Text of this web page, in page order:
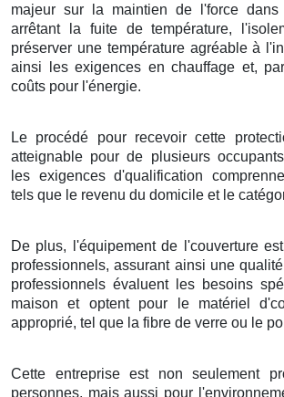
majeur sur la maintien de l'force
arrêtantla fuitedetempérature, l'
préserver une température agréableà
ainsi les exigences en chauffage et, par
coûts pour l'énergie.
Le procédé pour recevoir cette
atteignable pour de plusieurs occupants
les exigencesd'qualification
tels que le revenu du domicile et le
De plus, l'équipementde l'couvertureest
professionnels, assurant ainsi unequalité
professionnels évaluent les besoins
maison et optent pour le matériel d'
approprié, tel que la fibre de verre ou le
Cette entrepriseest non seulement
personnes, mais aussi pour l'